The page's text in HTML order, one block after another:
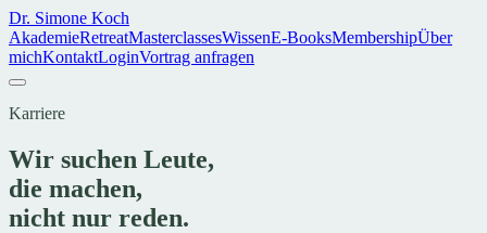
Dr. Simone Koch
AkademieRetreatMasterclassesWissenE-BooksMembershipÜber
michKontaktLoginVortrag anfragen
Karriere
Wir suchen Leute,
die machen,
nicht nur reden.